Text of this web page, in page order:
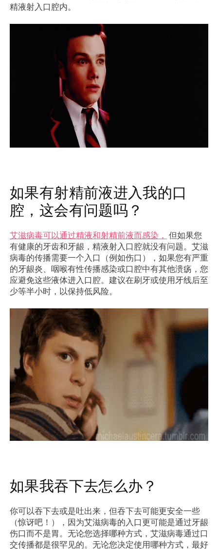
精液射入口腔内。
如果有射精前液进入我的口
腔，这会有问题吗？
艾滋病毒可以通过精液和射精前液而感染，但如果您
有健康的牙齿和牙龈，精液射入口腔就没有问题。艾滋
病毒的传播需要一个入口（例如伤口），如果您有严重
的牙龈炎、咽喉有性传播感染或口腔中有其他溃疡，您
应避免这些液体进入口腔。建议在刷牙或使用牙线后至
少等半小时，以保持低风险。
如果我吞下去怎么办？
你可以吞下去或是吐出来，但吞下去可能更安全一些
（惊讶吧！），因为艾滋病毒的入口更可能是通过牙龈
伤口而不是胃。无论您选择哪种方式，艾滋病毒通过口
交传播都是很罕见的。无论您决定使用哪种方式，最好